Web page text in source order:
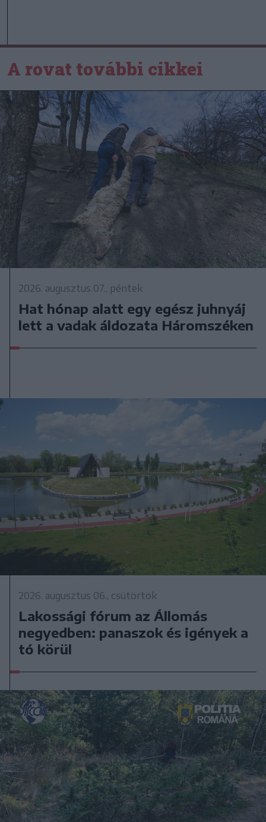
A rovat további cikkei
2026. augusztus 07., péntek
Hat hónap alatt egy egész juhnyáj
lett a vadak áldozata Háromszéken
2026. augusztus 06., csütörtök
Lakossági fórum az Állomás
negyedben: panaszok és igények a
tó körül